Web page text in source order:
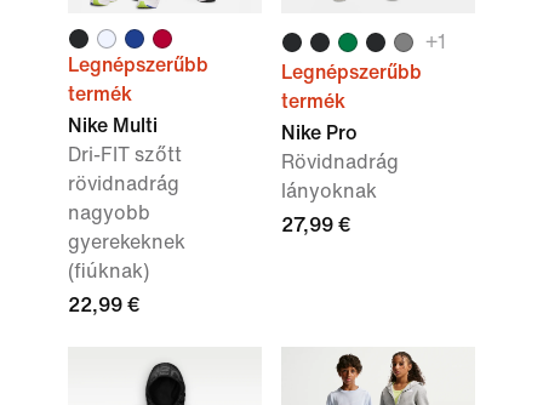
Legnépszerűbb
termék
Nike Multi
Dri-FIT szőtt
rövidnadrág
nagyobb
gyerekeknek
(fiúknak)
22,99 €
+1
Legnépszerűbb
termék
Nike Pro
Rövidnadrág
lányoknak
27,99 €